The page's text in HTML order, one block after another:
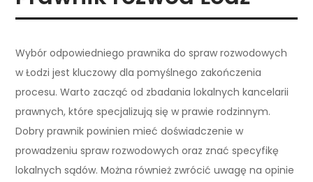
Wybór odpowiedniego prawnika do spraw rozwodowych
w Łodzi jest kluczowy dla pomyślnego zakończenia
procesu. Warto zacząć od zbadania lokalnych kancelarii
prawnych, które specjalizują się w prawie rodzinnym.
Dobry prawnik powinien mieć doświadczenie w
prowadzeniu spraw rozwodowych oraz znać specyfikę
lokalnych sądów. Można również zwrócić uwagę na opinie